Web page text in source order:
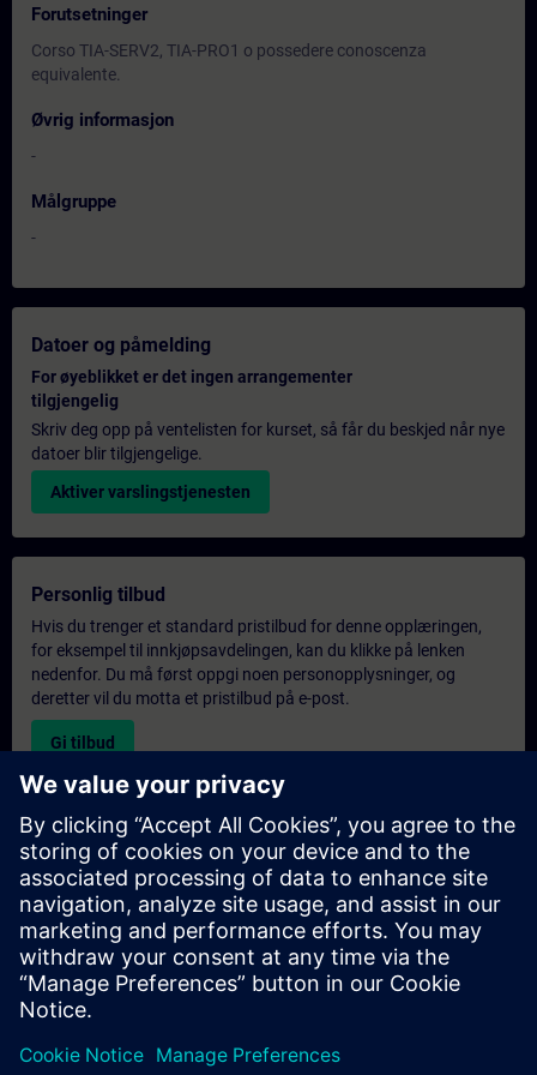
Forutsetninger
Corso TIA-SERV2, TIA-PRO1 o possedere conoscenza
equivalente.
Øvrig informasjon
-
Målgruppe
-
Datoer og påmelding
For øyeblikket er det ingen arrangementer
tilgjengelig
Skriv deg opp på ventelisten for kurset, så får du beskjed når nye
datoer blir tilgjengelige.
Aktiver varslingstjenesten
Personlig tilbud
Hvis du trenger et standard pristilbud for denne opplæringen,
for eksempel til innkjøpsavdelingen, kan du klikke på lenken
nedenfor. Du må først oppgi noen personopplysninger, og
deretter vil du motta et pristilbud på e-post.
Gi tilbud
Forespørsel om eksklusiv opplæring
Fyll ut skjemaet nedenfor hvis du ønsker et tilbud på et
eksklusivt kurs, enten på stedet, virtuelt eller på vårt SITRAIN-
kurssenter. Denne typen forespørsel passer for større grupper (6
personer eller flere). Etter at du har oppgitt kontaktinformasjon
og kursbehov, vil du motta et tilbud fra oss.
Be om eksklusivt tilbud